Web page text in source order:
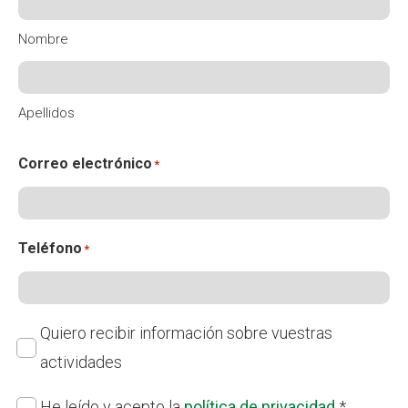
Nombre
Apellidos
Correo electrónico *
Teléfono *
Suscripción
Quiero recibir información sobre vuestras
actividades
Fundesplai als mitjans
Xarxes socials
COL·LABORA
Fes voluntariat
Fes un donatiu
Treballa amb nosaltres